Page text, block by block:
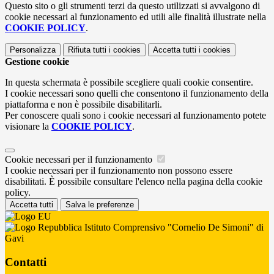
Questo sito o gli strumenti terzi da questo utilizzati si avvalgono di
cookie necessari al funzionamento ed utili alle finalità illustrate nella
COOKIE POLICY.
Personalizza Rifiuta tutti i cookies Accetta tutti i cookies
Gestione cookie
In questa schermata è possibile scegliere quali cookie consentire.
I cookie necessari sono quelli che consentono il funzionamento della
piattaforma e non è possibile disabilitarli.
Per conoscere quali sono i cookie necessari al funzionamento potete
visionare la COOKIE POLICY.
Cookie necessari per il funzionamento
I cookie necessari per il funzionamento non possono essere
disabilitati. È possibile consultare l'elenco nella pagina della cookie
policy.
Accetta tutti Salva le preferenze
Istituto Comprensivo "Cornelio De Simoni" di
Gavi
Contatti